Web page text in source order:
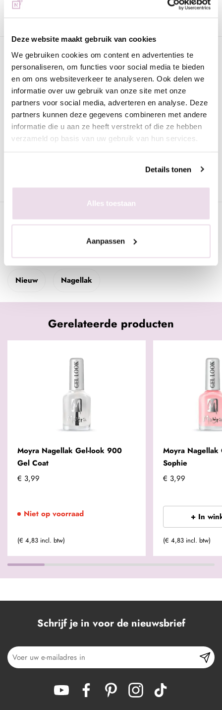
Deze website maakt gebruik van cookies
We gebruiken cookies om content en advertenties te
personaliseren, om functies voor social media te bieden
en om ons websiteverkeer te analyseren. Ook delen we
informatie over uw gebruik van onze site met onze
partners voor social media, adverteren en analyse. Deze
partners kunnen deze gegevens combineren met andere
informatie die u aan ze heeft verstrekt of die ze hebben
verzameld op basis van uw gebruik van hun services.
Details tonen
Alles toestaan
Aanpassen
WhatsApp met onze specialisten
Omschrijving
Moyra Nagellak Gel look 1007 Marthy
Deze prachtige nagellak in de roze kleur heeft de look van gel.
De nagellak is heel mooi egaal en trekt geen strepen.
Voordelen van de Moyra nagellak met gel look:
Snel drogend
Mooie, trendy kleuren
Specificaties
Nieuw Nagellak
Gerelateerde producten
Moyra Nagellak Gel-look 900
Gel Coat
€ 3,99
Niet op voorraad
(€ 4,83 incl. btw)
Moyra Nagellak
Sophie
€ 3,99
+ In
(€ 4,83 incl. btw)
Schrijf je in voor de nieuwsbrief